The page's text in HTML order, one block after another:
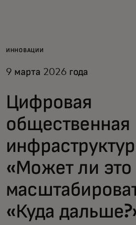
Для бизнеса
Для новаторов
Новости и тренды
ИННОВАЦИИ
9 марта 2026 года
Цифровая
общественная
«Может ли это
«Куда